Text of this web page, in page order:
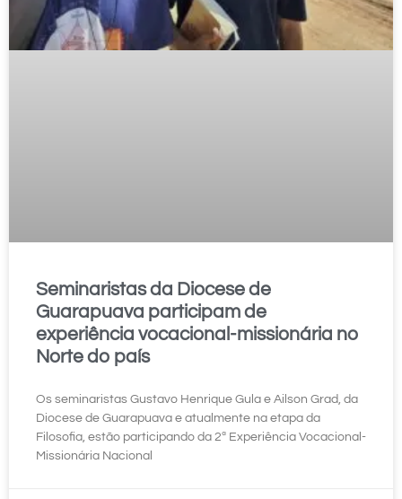
Seminaristas da Diocese de
Guarapuava participam de
experiência vocacional-missionária no
Norte do país
Os seminaristas Gustavo Henrique Gula e Ailson Grad, da
Diocese de Guarapuava e atualmente na etapa da
Filosofia, estão participando da 2ª Experiência Vocacional-
Missionária Nacional